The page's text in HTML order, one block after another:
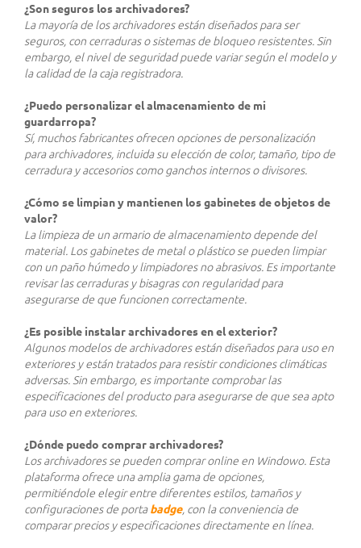
¿Son seguros los archivadores?
La mayoría de los archivadores están diseñados para ser
seguros, con cerraduras o sistemas de bloqueo resistentes. Sin
embargo, el nivel de seguridad puede variar según el modelo y
la calidad de la caja registradora.
¿Puedo personalizar el almacenamiento de mi
guardarropa?
Sí, muchos fabricantes ofrecen opciones de personalización
para archivadores, incluida su elección de color, tamaño, tipo de
cerradura y accesorios como ganchos internos o divisores.
¿Cómo se limpian y mantienen los gabinetes de objetos de
valor?
La limpieza de un armario de almacenamiento depende del
material. Los gabinetes de metal o plástico se pueden limpiar
con un paño húmedo y limpiadores no abrasivos. Es importante
revisar las cerraduras y bisagras con regularidad para
asegurarse de que funcionen correctamente.
¿Es posible instalar archivadores en el exterior?
Algunos modelos de archivadores están diseñados para uso en
exteriores y están tratados para resistir condiciones climáticas
adversas. Sin embargo, es importante comprobar las
especificaciones del producto para asegurarse de que sea apto
para uso en exteriores.
¿Dónde puedo comprar archivadores?
Los archivadores se pueden comprar online en Windowo. Esta
plataforma ofrece una amplia gama de opciones,
permitiéndole elegir entre diferentes estilos, tamaños y
configuraciones de portabadge, con la conveniencia de
comparar precios y especificaciones directamente en línea.